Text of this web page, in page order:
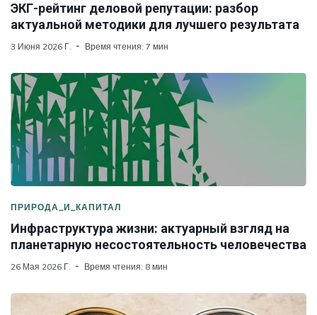
ЭКГ-рейтинг деловой репутации: разбор
актуальной методики для лучшего результата
3 Июня 2026 Г. Время чтения: 7 мин
ПРИРОДА_И_КАПИТАЛ
Инфраструктура жизни: актуарный взгляд на
планетарную несостоятельность человечества
26 Мая 2026 Г. Время чтения: 8 мин